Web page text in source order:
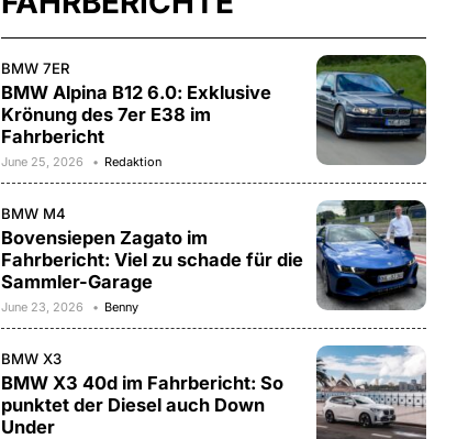
BMW 7ER
BMW Alpina B12 6.0: Exklusive
Krönung des 7er E38 im
Fahrbericht
June 25, 2026 Redaktion
BMW M4
Bovensiepen Zagato im
Fahrbericht: Viel zu schade für die
Sammler-Garage
June 23, 2026 Benny
BMW X3
BMW X3 40d im Fahrbericht: So
punktet der Diesel auch Down
Under